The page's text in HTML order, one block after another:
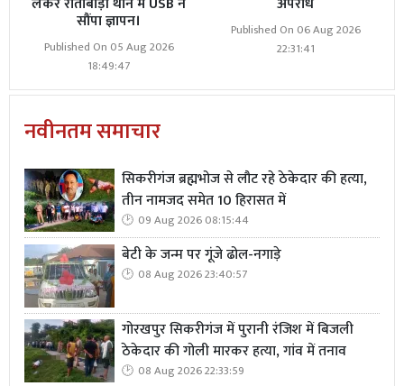
सौंपा ज्ञापन।
Published On 05 Aug 2026
18:49:47
Published On 06 Aug 2026
22:31:41
नवीनतम समाचार
सिकरीगंज ब्रह्मभोज से लौट रहे ठेकेदार की हत्या,
तीन नामजद समेत 10 हिरासत में
09 Aug 2026 08:15:44
बेटी के जन्म पर गूंजे ढोल-नगाड़े
08 Aug 2026 23:40:57
गोरखपुर सिकरीगंज में पुरानी रंजिश में बिजली
ठेकेदार की गोली मारकर हत्या, गांव में तनाव
08 Aug 2026 22:33:59